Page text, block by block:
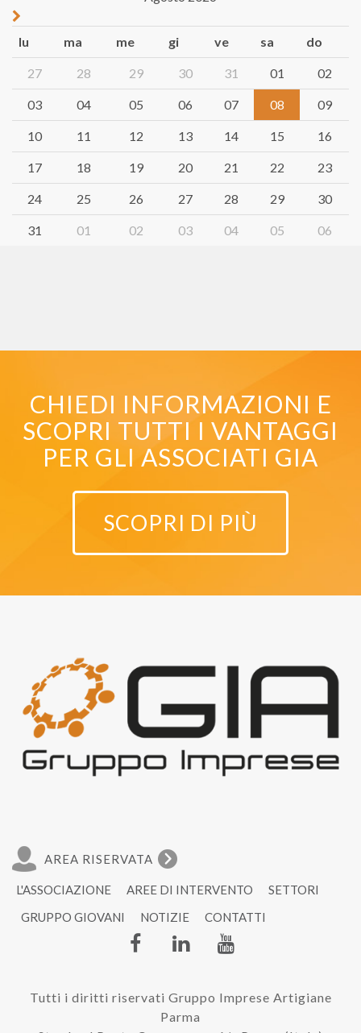
lu ma me gi ve sa do
27 28 29 30 31 01 02
03 04 05 06 07 08 09
10 11 12 13 14 15 16
17 18 19 20 21 22 23
24 25 26 27 28 29 30
31 01 02 03 04 05 06
CHIEDI INFORMAZIONI E
SCOPRI TUTTI I VANTAGGI
PER GLI ASSOCIATI GIA
SCOPRI DI PIÙ
AREA RISERVATA
L'ASSOCIAZIONE AREE DI INTERVENTO
SETTORI
GRUPPO GIOVANI
NOTIZIE CONTATTI
Tutti i diritti riservati Gruppo Imprese Artigiane
Parma